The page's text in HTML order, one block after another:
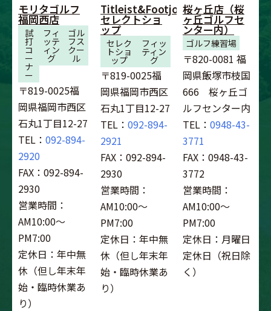
モリタゴルフ
福岡西店
試
打
コ
ー
ナ
ー
フィ
ッテ
ィン
グ
ゴル
フス
クー
ル
〒819-0025福
岡県福岡市西区
石丸1丁目12-27
TEL： 092-894-
2920
FAX：092-894-
2930
営業時間：
AM10:00～
PM7:00
定休日：年中無
休（但し年末年
始・臨時休業あ
り）
Titleist&Footjoy
セレクトショ
ップ
セレク
トショ
ップ
フィッ
ティン
グ
〒819-0025福
岡県福岡市西区
石丸1丁目12-27
TEL： 092-894-
2921
FAX：092-894-
2930
営業時間：
AM10:00～
PM7:00
定休日：年中無
休（但し年末年
始・臨時休業あ
り）
桜ヶ丘店（桜
ヶ丘ゴルフセ
ンター内）
ゴルフ練習場
〒820-0081 福
岡県飯塚市枝国
666 桜ヶ丘ゴ
ルフセンター内
TEL： 0948-43-
3771
FAX：0948-43-
3772
営業時間：
AM10:00～
PM7:00
定休日：月曜日
定休日（祝日除
く）